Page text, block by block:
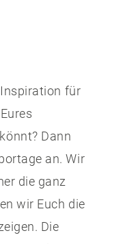
für
Dann
an. Wir
die ganz
wir Euch die
Die